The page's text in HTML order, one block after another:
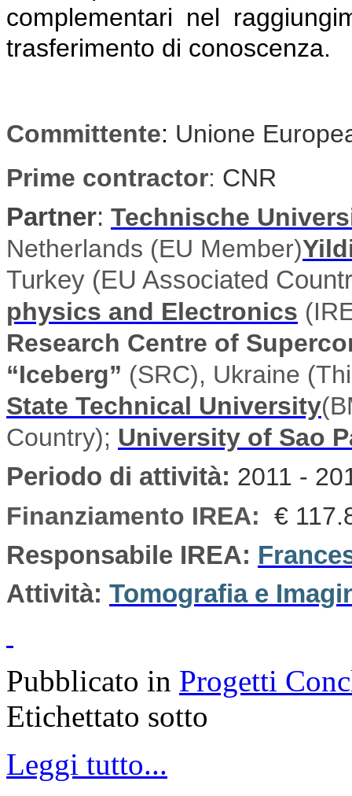
complementari nel
trasferimento di conoscenza.
Committente: Unione
Prime contractor: CNR
Partner: Technische
Netherlands (EU Member)
Turkey (EU Associated
physics and Electronics
Research Centre of
“Iceberg” (SRC), Ukraine
State Technical University
Country); University of Sao
Periodo di attività: 2011 -
Finanziamento IREA: €
Responsabile IREA:
Attività: Tomografia e
Pubblicato in Progetti
Etichettato sotto
Leggi tutto...